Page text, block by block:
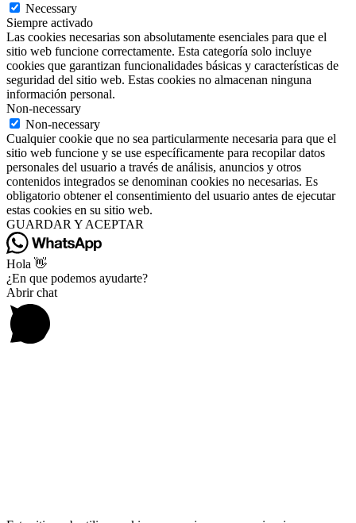
Necessary
Siempre activado
Las cookies necesarias son absolutamente esenciales para que el
sitio web funcione correctamente. Esta categoría solo incluye
cookies que garantizan funcionalidades básicas y características de
seguridad del sitio web. Estas cookies no almacenan ninguna
información personal.
Non-necessary
Non-necessary
Cualquier cookie que no sea particularmente necesaria para que el
sitio web funcione y se use específicamente para recopilar datos
personales del usuario a través de análisis, anuncios y otros
contenidos integrados se denominan cookies no necesarias. Es
obligatorio obtener el consentimiento del usuario antes de ejecutar
estas cookies en su sitio web.
GUARDAR Y ACEPTAR
Hola 👋
¿En que podemos ayudarte?
Abrir chat